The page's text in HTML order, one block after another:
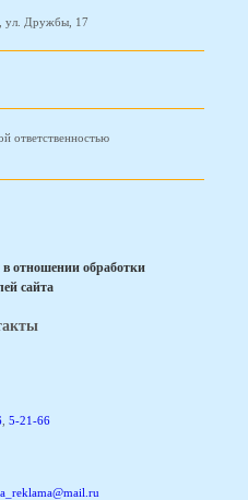
ул. Дружбы, 17
ответственностью
отношении обработки
сайта
5-21-66